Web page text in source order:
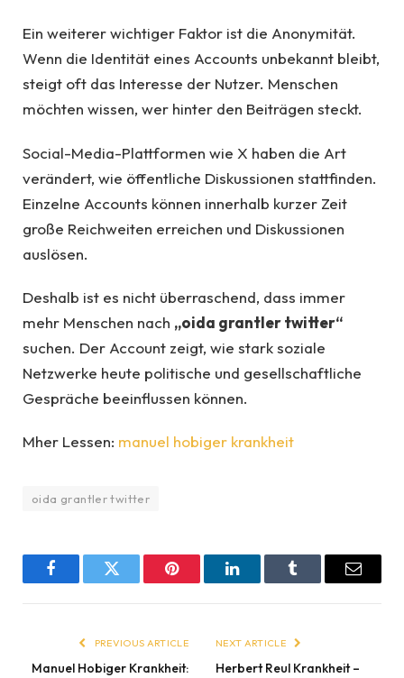
Ein weiterer wichtiger Faktor ist die Anonymität.
Wenn die Identität eines Accounts unbekannt bleibt,
steigt oft das Interesse der Nutzer. Menschen
möchten wissen, wer hinter den Beiträgen steckt.
Social-Media-Plattformen wie X haben die Art
verändert, wie öffentliche Diskussionen stattfinden.
Einzelne Accounts können innerhalb kurzer Zeit
große Reichweiten erreichen und Diskussionen
auslösen.
Deshalb ist es nicht überraschend, dass immer
mehr Menschen nach „oida grantler twitter“
suchen. Der Account zeigt, wie stark soziale
Netzwerke heute politische und gesellschaftliche
Gespräche beeinflussen können.
Mher Lessen: manuel hobiger krankheit
oida grantler twitter
FacebookTwitter Pinterest LinkedInTumblr Email
PREVIOUS ARTICLE
Manuel Hobiger Krankheit:
NEXT ARTICLE
Herbert Reul Krankheit –